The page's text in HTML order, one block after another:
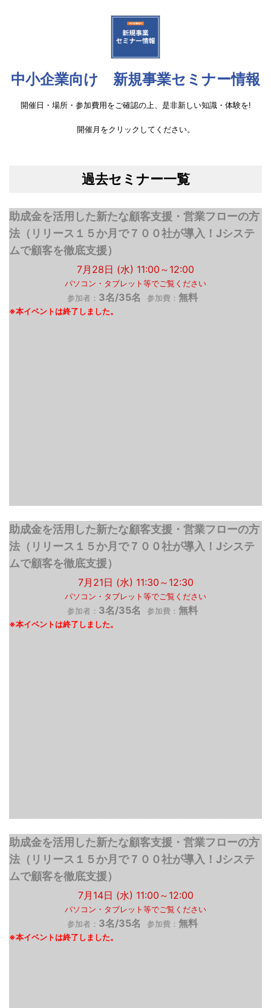
中小企業向け 新規事業セミナー情報
開催日・場所・参加費用をご確認の上、是非新しい知識・体験を!
開催月をクリックしてください。
過去セミナー一覧
助成金を活用した新たな顧客支援・営業フローの方
法（リリース１５か月で７００社が導入！Jシステ
ムで顧客を徹底支援）
7月28日 (水) 11:00～12:00
パソコン・タブレット等でご覧ください
参加者： 3名/35名 参加費： 無料
助成金を活用した新たな顧客支援・営業フローの方
法（リリース１５か月で７００社が導入！Jシステ
ムで顧客を徹底支援）
7月21日 (水) 11:30～12:30
パソコン・タブレット等でご覧ください
参加者： 3名/35名 参加費： 無料
助成金を活用した新たな顧客支援・営業フローの方
法（リリース１５か月で７００社が導入！Jシステ
ムで顧客を徹底支援）
7月14日 (水) 11:00～12:00
パソコン・タブレット等でご覧ください
参加者： 3名/35名 参加費： 無料